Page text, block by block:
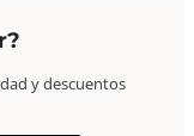
y descuentos